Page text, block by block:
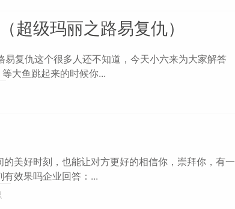
超级玛丽之路易复仇）
复仇这个很多人还不知道，今天小六来为大家解答
大鱼跳起来的时候你...
美好时刻，也能让对方更好的相信你，崇拜你，有一
效果吗企业回答：...